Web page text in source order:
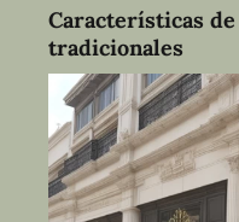
Características
tradicionales